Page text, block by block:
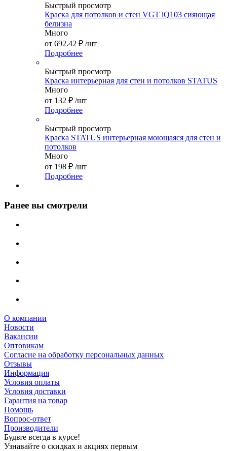
Быстрый просмотр
Краска для потолков и стен VGT iQ103 сияющая
белизна
Много
от 692.42 ₽ /шт
Подробнее
Быстрый просмотр
Краска интерьерная для стен и потолков STATUS
Много
от 132 ₽ /шт
Подробнее
Быстрый просмотр
Краска STATUS интерьерная моющаяся для стен и
потолков
Много
от 198 ₽ /шт
Подробнее
Ранее вы смотрели
О компании
Новости
Вакансии
Оптовикам
Cогласие на обработку персональных данных
Отзывы
Информация
Условия оплаты
Условия доставки
Гарантия на товар
Помощь
Вопрос-ответ
Производители
Будьте всегда в курсе!
Узнавайте о скидках и акциях первым